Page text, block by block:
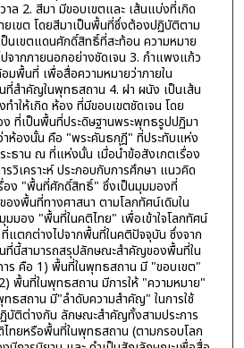
2. สีมา มีขอบเขตและ เส้นแบ่งที่เกิด
ยเขต โดยสีมาเป็นพื้นที่ซึ่งต้องปฏิบัติตาม
เขตแดนศักดิ์สิทธิ์ที่สะท้อน ความหมาย
จากภายนอกอย่างชัดเจน 3. กำแพงแก้ว
มพื้นที่ เพื่อสื่อความหมายว่าภายใน
สำคัญในพุทธสถาน 4. ฝา ผนัง เป็นเส้น
ให้เกิด ห้อง ที่มีขอบเขตชัดเจน โดย
ง ที่เป็นพื้นที่ประดิษฐานพระพุทธรูปปฏิมา
าห้องนั้น คือ "พระคันธกุฎี" ที่ประทับแห่ง
ธาน ณ ที่แห่งนั้น เมื่อนำข้อสังเกตเรื่อง
รวิเคราะห์ ประกอบกับการศึกษา แนวคิด
อง "พื้นที่ศักดิ์สิทธิ์" ซึ่งเป็นมุมมองที่
องพื้นที่ทางศาสนา ตามโลกทัศน์เดิมใน
มอง "พื้นที่ในคติไทย" เพื่อเข้าใจโลกทัศน์
แตกต่างไปจากพื้นที่ในคติปัจจุบัน ซึ่งจาก
นที่นี้สามารถสรุปลักษณะสำคัญของพื้นที่ใน
าร คือ 1) พื้นที่ในพุทธสถาน มี "ขอบเขต"
พื้นที่ในพุทธสถาน มีการให้ "ความหมาย"
สถาน มี"ลำดับความสำคัญ" ในการใช้
บัติต่างกัน ลักษณะสำคัญทั้งสามประการ
ไทยหรือพื้นที่ในพุทธสถาน (ตามกรอบโลก